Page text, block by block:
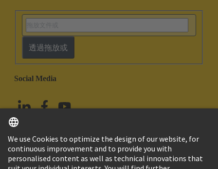
透過拖放或
Social Media
台灣 繁体中文